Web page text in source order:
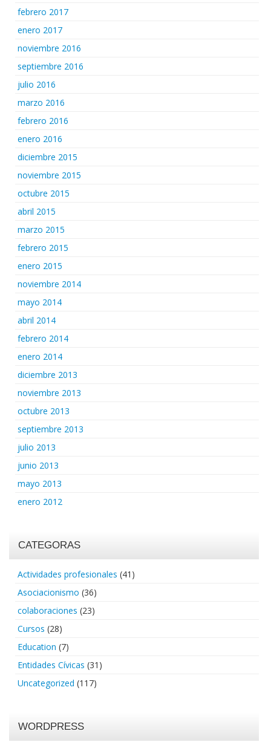
febrero 2017
enero 2017
noviembre 2016
septiembre 2016
julio 2016
marzo 2016
febrero 2016
enero 2016
diciembre 2015
noviembre 2015
octubre 2015
abril 2015
marzo 2015
febrero 2015
enero 2015
noviembre 2014
mayo 2014
abril 2014
febrero 2014
enero 2014
diciembre 2013
noviembre 2013
octubre 2013
septiembre 2013
julio 2013
junio 2013
mayo 2013
enero 2012
CATEGORAS
Actividades profesionales (41)
Asociacionismo (36)
colaboraciones (23)
Cursos (28)
Education (7)
Entidades Cívicas (31)
Uncategorized (117)
WORDPRESS